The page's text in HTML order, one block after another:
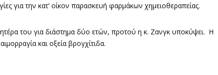
για την κατ’ οίκον παρασκευή φαρμάκων χημειοθεραπείας.
του για διάστημα δύο ετών, προτού η κ. Ζανγκ υποκύψει. Η
και οξεία βρογχίτιδα.